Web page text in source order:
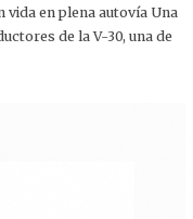
vida en plena autovía Una
de la V-30, una de